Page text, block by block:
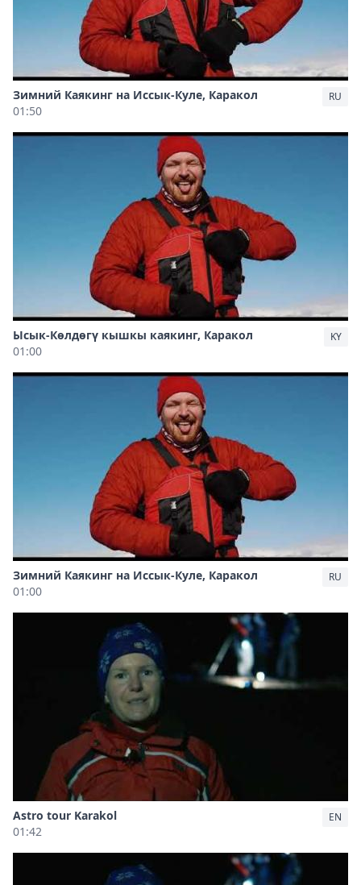
Зимний Каякинг на Иссык-Куле, Каракол
01:50
RU
Ысык-Көлдөгү кышкы каякинг, Каракол
01:00
KY
Зимний Каякинг на Иссык-Куле, Каракол
01:00
RU
Astro tour Karakol
01:42
EN